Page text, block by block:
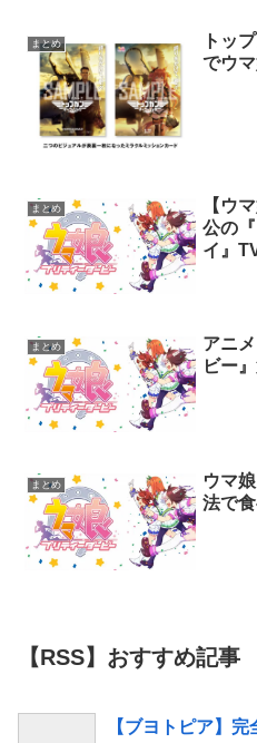
まとめ
トッ
でウ
まとめ
【ウ
公の
イ』
まとめ
アニ
ビー
まとめ
ウマ
法で
【RSS】おすすめ記事
【ブヨトピア】